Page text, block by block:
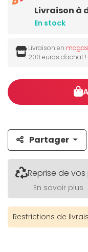
Livraison à
En stock
Livraison en
200 euros d'achat !
Partager
Reprise de
En savoir plus
Restrictions de